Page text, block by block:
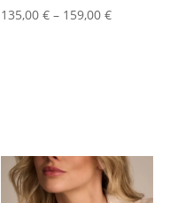
135,00€ – 159,00€